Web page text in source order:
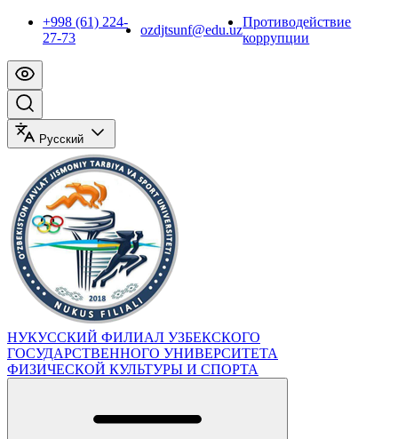
+998 (61) 224-
27-73
ozdjtsunf@edu.uz
Противодействие
коррупции
Русский
НУКУССКИЙ ФИЛИАЛ УЗБЕКСКОГО
ГОСУДАРСТВЕННОГО УНИВЕРСИТЕТА
ФИЗИЧЕСКОЙ КУЛЬТУРЫ И СПОРТА